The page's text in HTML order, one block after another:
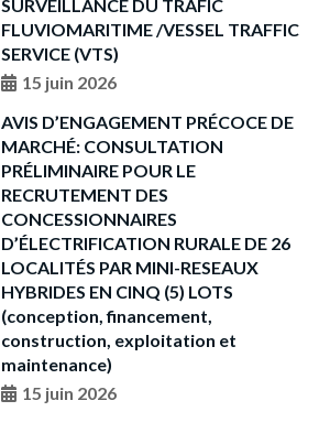
SURVEILLANCE DU TRAFIC
FLUVIOMARITIME /VESSEL TRAFFIC
SERVICE (VTS)
15 juin 2026
AVIS D’ENGAGEMENT PRÉCOCE DE
MARCHÉ: CONSULTATION
PRÉLIMINAIRE POUR LE
RECRUTEMENT DES
CONCESSIONNAIRES
D’ÉLECTRIFICATION RURALE DE 26
LOCALITÉS PAR MINI-RESEAUX
HYBRIDES EN CINQ (5) LOTS
(conception, financement,
construction, exploitation et
maintenance)
15 juin 2026